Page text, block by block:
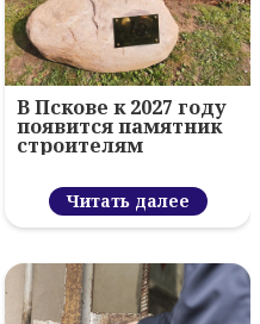
В Пскове к 2027 году
появится памятник
строителям
Читать далее